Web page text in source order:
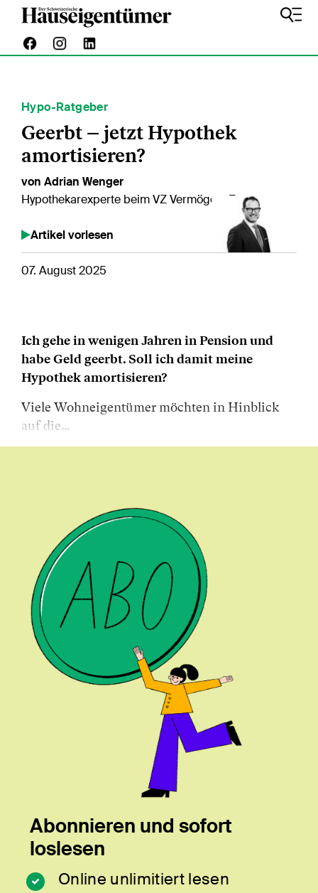
Hypo-Ratgeber
Geerbt – jetzt Hypothek
amortisieren?
von Adrian Wenger
Hypothekarexperte beim VZ VermögensZentrum
Artikel vorlesen
07. August 2025
Ich gehe in wenigen Jahren in Pension und
habe Geld geerbt. Soll ich damit meine
Hypothek amortisieren?
Viele Wohneigentümer möchten in Hinblick
auf die…
Abonnieren und sofort
loslesen
Online unlimitiert lesen